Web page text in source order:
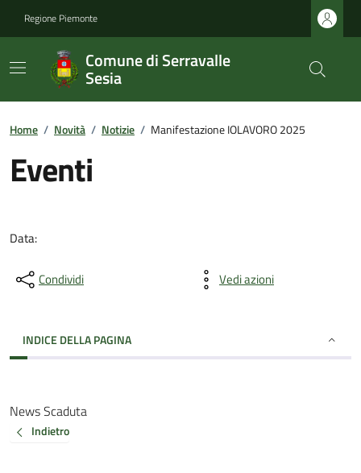
Regione Piemonte
Comune di Serravalle
Sesia
Home / Novità / Notizie / Manifestazione IOLAVORO 2025
Eventi
Data:
Condividi Vedi azioni
INDICE DELLA PAGINA
News Scaduta
Indietro